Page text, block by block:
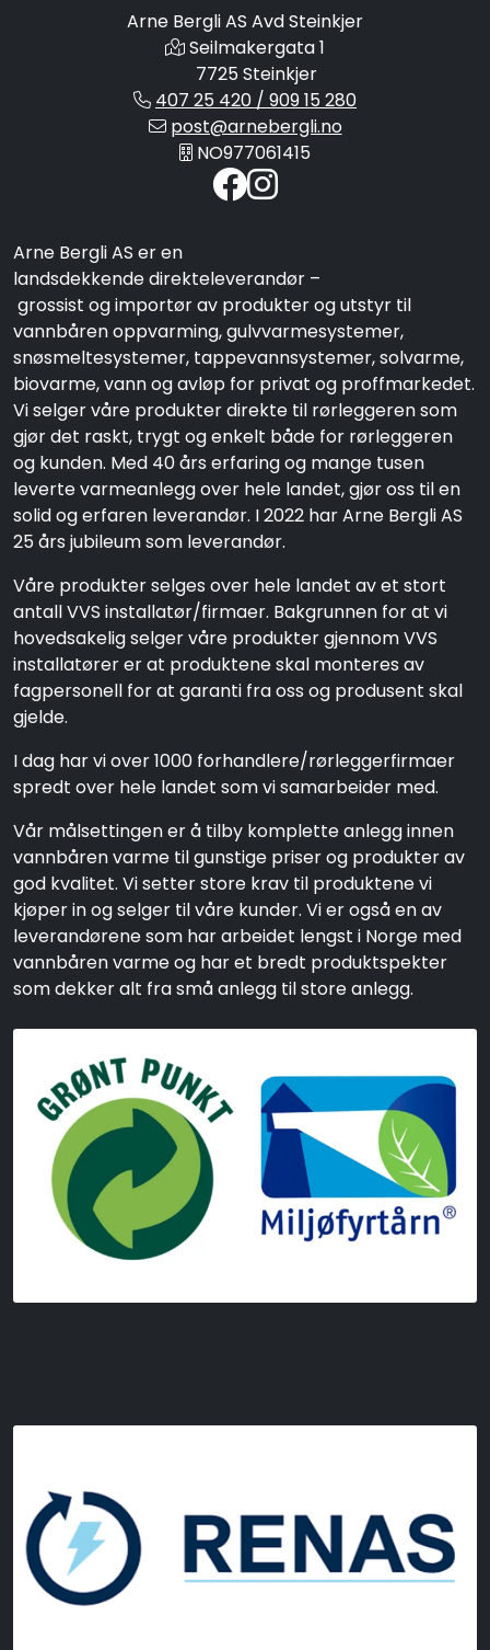
Arne Bergli AS Avd Steinkjer
Seilmakergata 1
7725 Steinkjer
407 25 420 / 909 15 280
post@arnebergli.no
NO977061415
Arne Bergli AS er en
landsdekkende direkteleverandør –
grossist og importør av produkter og utstyr til
vannbåren oppvarming, gulvvarmesystemer,
snøsmeltesystemer, tappevannsystemer, solvarme,
biovarme, vann og avløp for privat og proffmarkedet.
Vi selger våre produkter direkte til rørleggeren som
gjør det raskt, trygt og enkelt både for rørleggeren
og kunden. Med 40 års erfaring og mange tusen
leverte varmeanlegg over hele landet, gjør oss til en
solid og erfaren leverandør. I 2022 har Arne Bergli AS
25 års jubileum som leverandør.
Våre produkter selges over hele landet av et stort
antall VVS installatør/firmaer. Bakgrunnen for at vi
hovedsakelig selger våre produkter gjennom VVS
installatører er at produktene skal monteres av
fagpersonell for at garanti fra oss og produsent skal
gjelde.
I dag har vi over 1000 forhandlere/rørleggerfirmaer
spredt over hele landet som vi samarbeider med.
Vår målsettingen er å tilby komplette anlegg innen
vannbåren varme til gunstige priser og produkter av
god kvalitet. Vi setter store krav til produktene vi
kjøper in og selger til våre kunder. Vi er også en av
leverandørene som har arbeidet lengst i Norge med
vannbåren varme og har et bredt produktspekter
som dekker alt fra små anlegg til store anlegg.